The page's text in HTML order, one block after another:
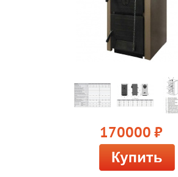
170000 руб.